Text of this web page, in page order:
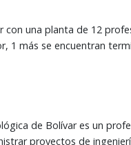
con una planta de 12
1 más se encuentran
de Bolívar es un
proyectos de